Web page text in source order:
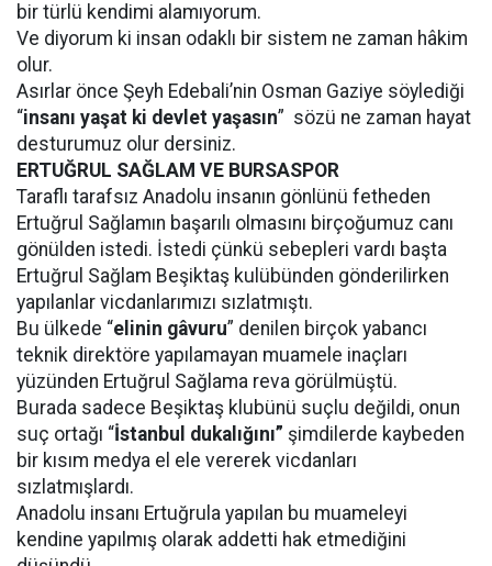
bir türlü kendimi alamıyorum.
Ve diyorum ki insan odaklı bir sistem ne zaman hâkim
olur.
Asırlar önce Şeyh Edebali’nin Osman Gaziye söylediği
“insanı yaşat ki devlet yaşasın” sözü ne zaman hayat
desturumuz olur dersiniz.
ERTUĞRUL SAĞLAM VE BURSASPOR
Taraflı tarafsız Anadolu insanın gönlünü fetheden
Ertuğrul Sağlamın başarılı olmasını birçoğumuz canı
gönülden istedi. İstedi çünkü sebepleri vardı başta
Ertuğrul Sağlam Beşiktaş kulübünden gönderilirken
yapılanlar vicdanlarımızı sızlatmıştı.
Bu ülkede “elinin gâvuru” denilen birçok yabancı
teknik direktöre yapılamayan muamele inaçları
yüzünden Ertuğrul Sağlama reva görülmüştü.
Burada sadece Beşiktaş klubünü suçlu değildi, onun
suç ortağı “İstanbul dukalığını” şimdilerde kaybeden
bir kısım medya el ele vererek vicdanları
sızlatmışlardı.
Anadolu insanı Ertuğrula yapılan bu muameleyi
kendine yapılmış olarak addetti hak etmediğini